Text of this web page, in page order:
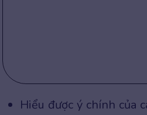
Hiểu được ý chính của